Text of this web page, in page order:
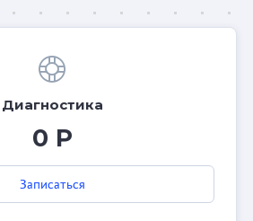
Диагностика
0 Р
Записаться